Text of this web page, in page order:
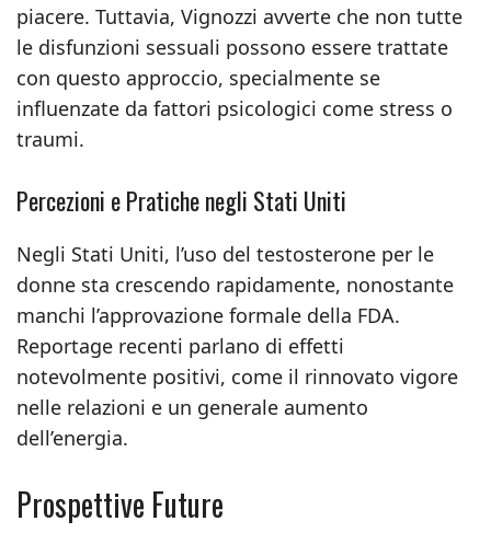
piacere. Tuttavia, Vignozzi avverte che non tutte
le disfunzioni sessuali possono essere trattate
con questo approccio, specialmente se
influenzate da fattori psicologici come stress o
traumi.
Percezioni e Pratiche negli Stati Uniti
Negli Stati Uniti, l’uso del testosterone per le
donne sta crescendo rapidamente, nonostante
manchi l’approvazione formale della FDA.
Reportage recenti parlano di effetti
notevolmente positivi, come il rinnovato vigore
nelle relazioni e un generale aumento
dell’energia.
Prospettive Future